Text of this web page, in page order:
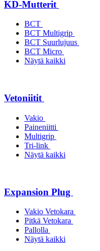
KD-Mutterit
BCT
BCT Multigrip
BCT Suurlujuus
BCT Micro
Näytä kaikki
Vetoniitit
Vakio
Paineniitti
Multigrip
Tri-link
Näytä kaikki
Expansion Plug
Vakio Vetokara
Pitkä Vetokara
Pallolla
Näytä kaikki